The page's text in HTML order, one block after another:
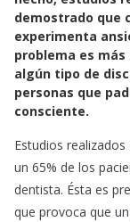
k
p
demostrado que
experimenta
problema es
algún tipo de
personas que
consciente.
Estudios
un 65% de los
dentista. Ésta es
que provoca que